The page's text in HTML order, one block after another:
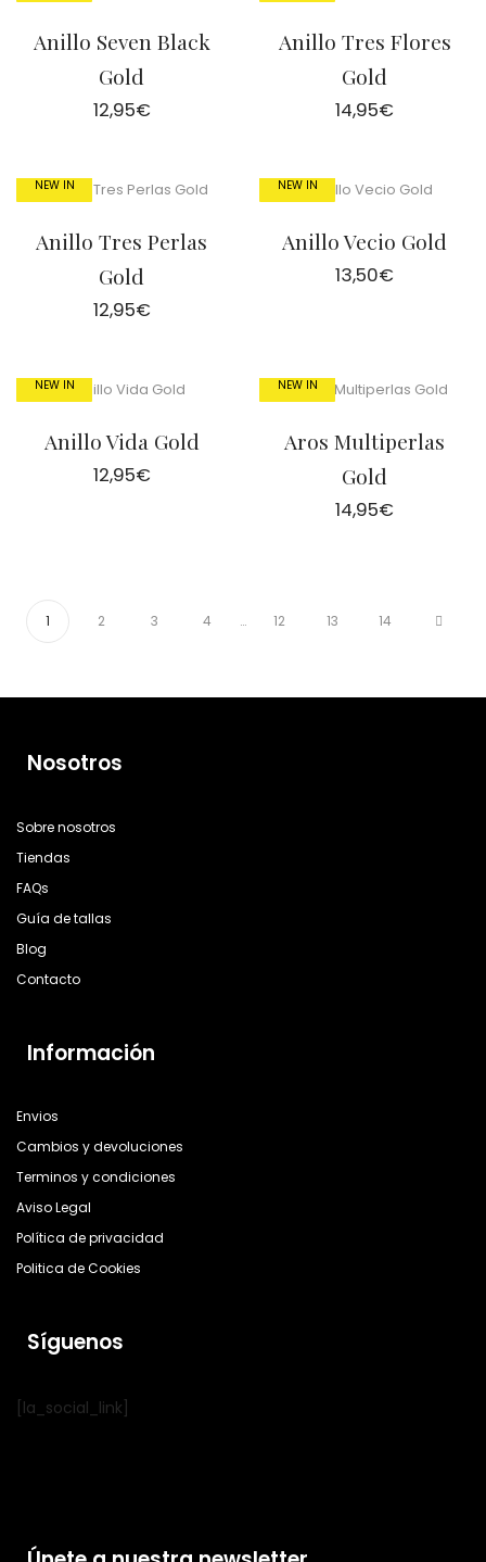
Anillo Seven Black
Gold
12,95€
Anillo Tres Flores
Gold
14,95€
NEW IN
Anillo Tres Perlas
Gold
12,95€
NEW IN
Anillo Vecio Gold
13,50€
NEW IN
Anillo Vida Gold
12,95€
NEW IN
Aros Multiperlas
Gold
14,95€
1 2 3 4 … 12 13 14
Nosotros
Sobre nosotros
Tiendas
FAQs
Guía de tallas
Blog
Contacto
Información
Envios
Cambios y devoluciones
Terminos y condiciones
Aviso Legal
Política de privacidad
Politica de Cookies
Síguenos
[la_social_link]